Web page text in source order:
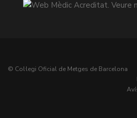
© Col·legi Oficial de Metges de Barcelona